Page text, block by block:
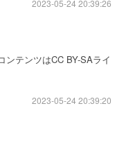
2023-05-24 20:39:26
ンテンツはCC BY-SAライ
2023-05-24 20:39:20